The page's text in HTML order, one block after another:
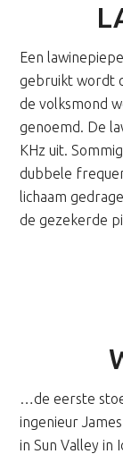
Een
gebruikt wordt
de volksmond
genoemd. De
KHz uit.
dubbele
lichaam
de gezekerde
…de eerste
ingenieur
in Sun Valley in